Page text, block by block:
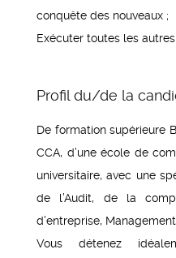
conquête des nouveaux ;
Exécuter toutes les
Profil du/de la
De formation supérieure
CCA, d’une école de
universitaire, avec une
de l’Audit, de la
d’entreprise,
Vous détenez